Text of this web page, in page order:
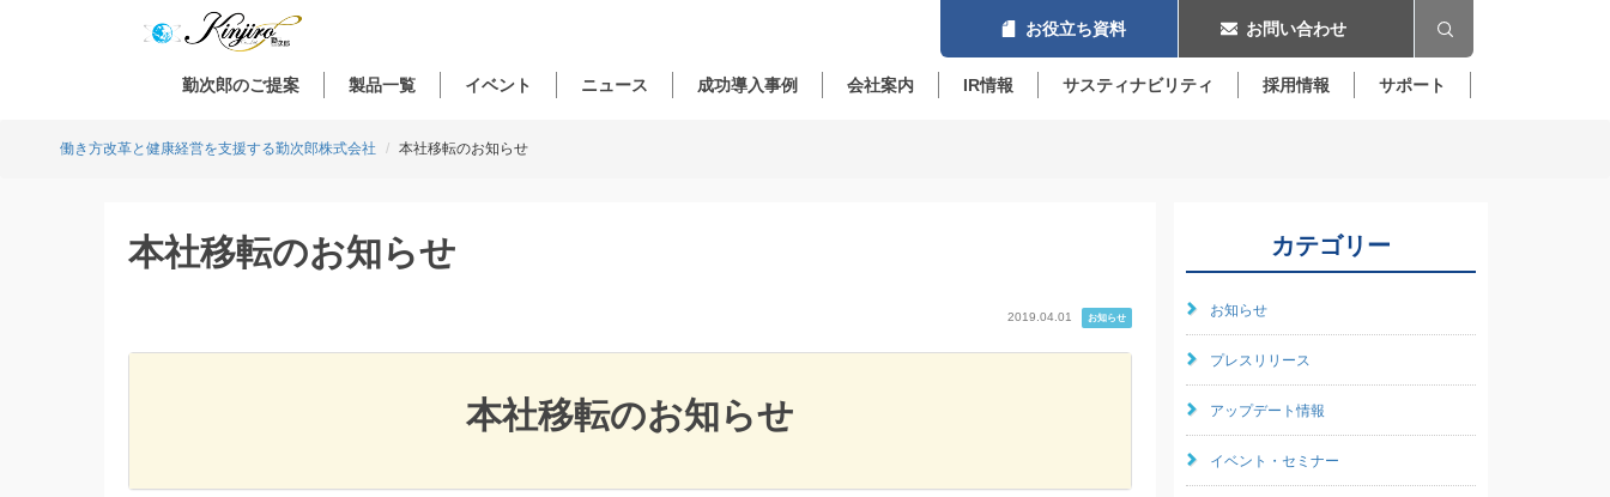
お役立ち資料 お問い合わせ
勤次郎のご提案 製品一覧 イベント ニュース 成功導入事例 会社案内 IR情報 サスティナビリティ 採用情報 サポート
働き方改革と健康経営を支援する勤次郎株式会社 本社移転のお知らせ
本社移転のお知らせ
2019.04.01 お知らせ
本社移転のお知らせ
カテゴリー
お知らせ
プレスリリース
アップデート情報
イベント・セミナー